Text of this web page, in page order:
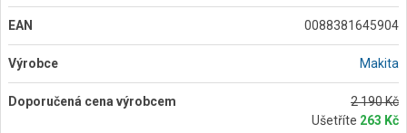
EAN 0088381645904
Výrobce Makita
Doporučená cena výrobcem
2 190 Kč
Ušetříte 263 Kč